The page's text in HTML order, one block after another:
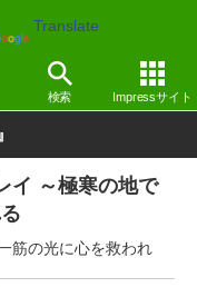
Translate
検索 Impressサイト
イ ～極寒の地で
筋の光に心を救われ